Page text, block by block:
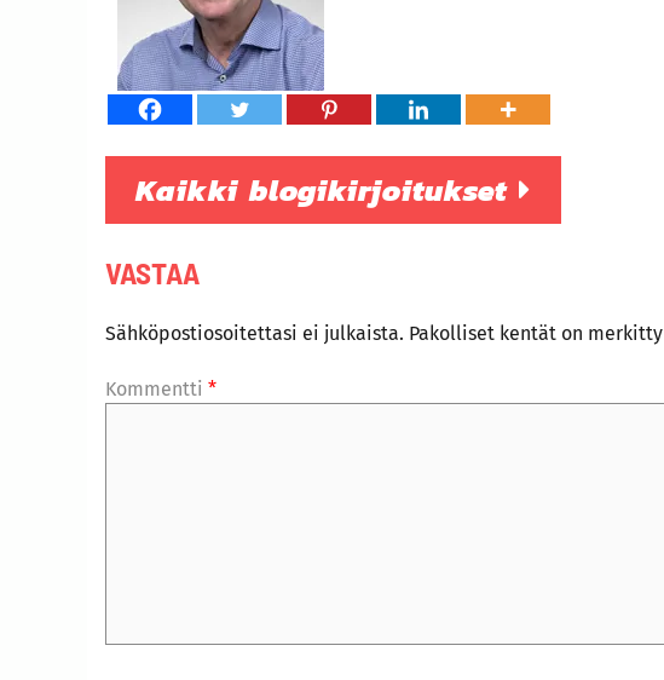
Kaikki blogikirjoitukset
VASTAA
Sähköpostiosoitettasi ei julkaista. Pakolliset kentät on merkitty
Kommentti *